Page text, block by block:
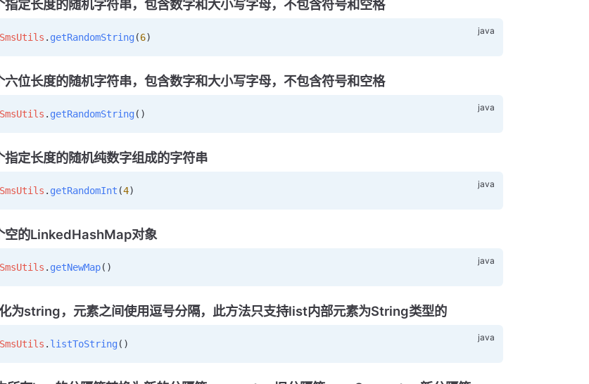
指定长度的随机字符串，包含数字和大小写字母，不包含符号和空格
SmsUtils . getRandomString (6)
六位长度的随机字符串，包含数字和大小写字母，不包含符号和空格
SmsUtils . getRandomString ()
指定长度的随机纯数字组成的字符串
SmsUtils . getRandomInt (4)
空的LinkedHashMap对象
SmsUtils . getNewMap()
为string，元素之间使用逗号分隔，此方法只支持list内部元素为String类型的
SmsUtils . listToString ()